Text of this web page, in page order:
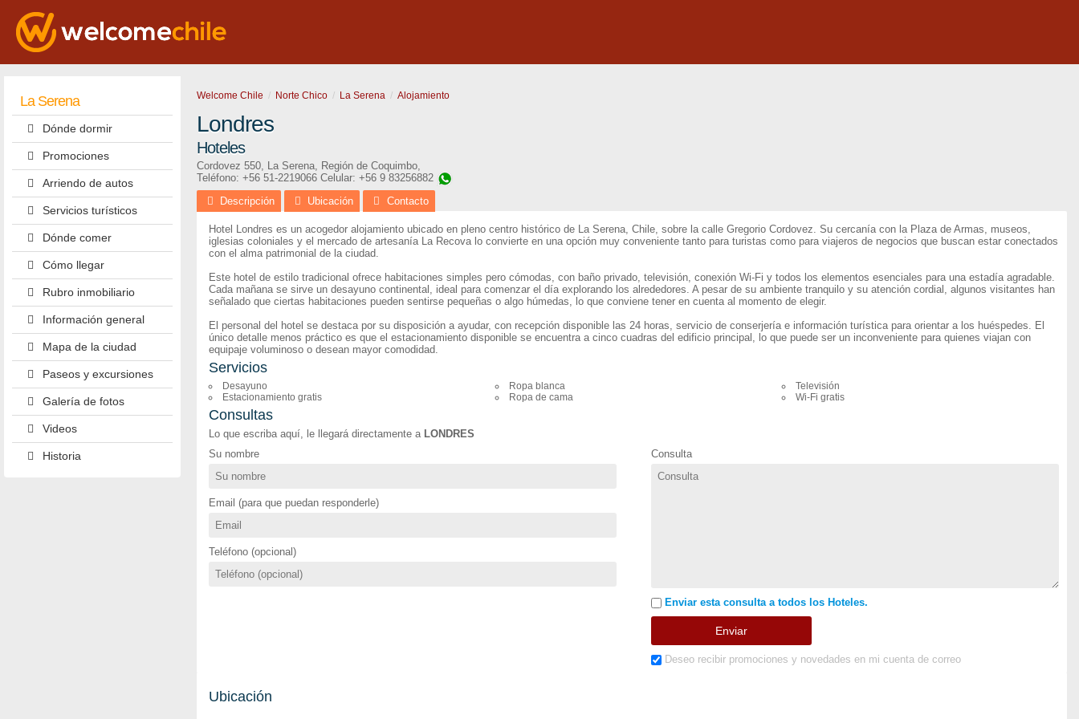
La Serena
Dónde dormir
Promociones
Arriendo de autos
Servicios turísticos
Dónde comer
Cómo llegar
Rubro inmobiliario
Información general
Mapa de la ciudad
Paseos y excursiones
Galería de fotos
Videos
Historia
Welcome Chile Norte Chico La Serena Alojamiento
Londres
Hoteles
Cordovez 550, La Serena, Región de Coquimbo,
Teléfono: +56 51-2219066 Celular: +56 9 83256882
Descripción
Ubicación Contacto
Hotel Londres es un acogedor alojamiento ubicado en pleno centro histórico de La Serena, Chile, sobre la calle Gregorio Cordovez. Su cercanía con la Plaza de Armas, museos,
iglesias coloniales y el mercado de artesanía La Recova lo convierte en una opción muy conveniente tanto para turistas como para viajeros de negocios que buscan estar conectados
con el alma patrimonial de la ciudad.
Este hotel de estilo tradicional ofrece habitaciones simples pero cómodas, con baño privado, televisión, conexión Wi-Fi y todos los elementos esenciales para una estadía agradable.
Cada mañana se sirve un desayuno continental, ideal para comenzar el día explorando los alrededores. A pesar de su ambiente tranquilo y su atención cordial, algunos visitantes han
señalado que ciertas habitaciones pueden sentirse pequeñas o algo húmedas, lo que conviene tener en cuenta al momento de elegir.
El personal del hotel se destaca por su disposición a ayudar, con recepción disponible las 24 horas, servicio de conserjería e información turística para orientar a los huéspedes. El
único detalle menos práctico es que el estacionamiento disponible se encuentra a cinco cuadras del edificio principal, lo que puede ser un inconveniente para quienes viajan con
equipaje voluminoso o desean mayor comodidad.
Servicios
Desayuno
Estacionamiento gratis
Ropa blanca
Ropa de cama
Televisión
Wi-Fi gratis
Consultas
Lo que escriba aquí, le llegará directamente a LONDRES
Su nombre
Email (para que puedan responderle)
Teléfono (opcional)
Consulta
Enviar esta consulta a todos los Hoteles.
Deseo recibir promociones y novedades en mi cuenta de correo
Ubicación